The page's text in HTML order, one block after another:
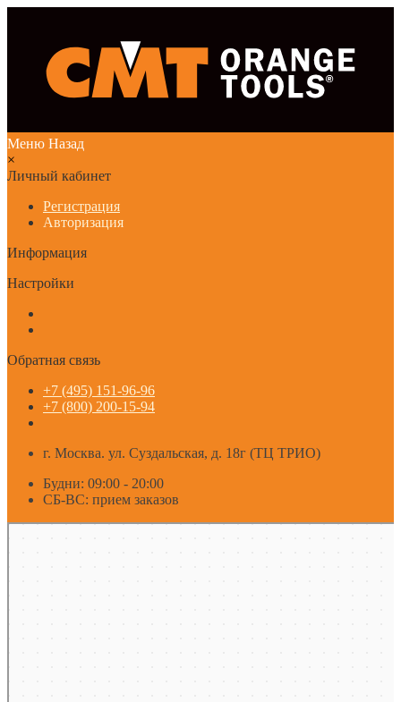
Меню Назад
×
Личный кабинет
Регистрация
Авторизация
Информация
Настройки
Обратная связь
+7 (495) 151-96-96
+7 (800) 200-15-94
г. Москва. ул. Суздальская, д. 18г (ТЦ ТРИО)
Будни: 09:00 - 20:00
СБ-ВС: прием заказов